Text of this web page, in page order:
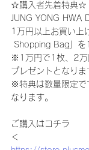
☆購入者先着特典☆
JUNG YONG HWA
1万円以上お買い上
Shopping Bag」を
※1万円で1枚、2万
プレゼントとなりま
※特典は数量限定で
なります。
ご購入はコチラ
＜